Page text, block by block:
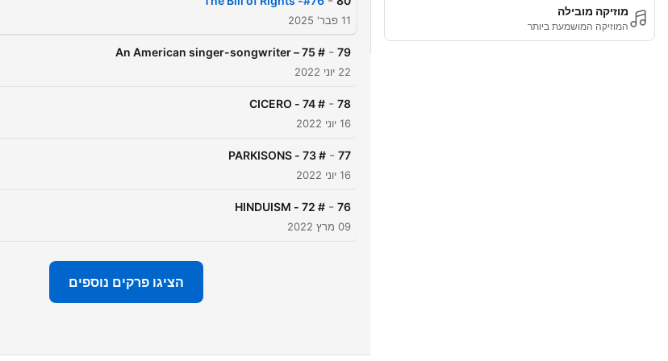
מוזיקה מובילה
המוזיקה המושמעת ביותר 11 פבר' 2025
79
-
# 75 – An American singer-songwriter
22 יוני 2022
78
-
# 74 - CICERO
16 יוני 2022
77
-
# 73 - PARKISONS
16 יוני 2022
76
-
# 72 - HINDUISM
09 מרץ 2022
הציגו פרקים נוספים